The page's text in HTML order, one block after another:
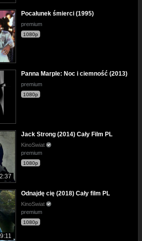
Pocałunek śmierci (1995)
premium
1080p
Panna Marple: Noc i ciemność (2013)
premium
1080p
Jack Strong (2014) Cały Film PL
KinoSwiat
premium
1080p
Odnajdę cię (2018) Cały film PL
KinoSwiat
premium
1080p